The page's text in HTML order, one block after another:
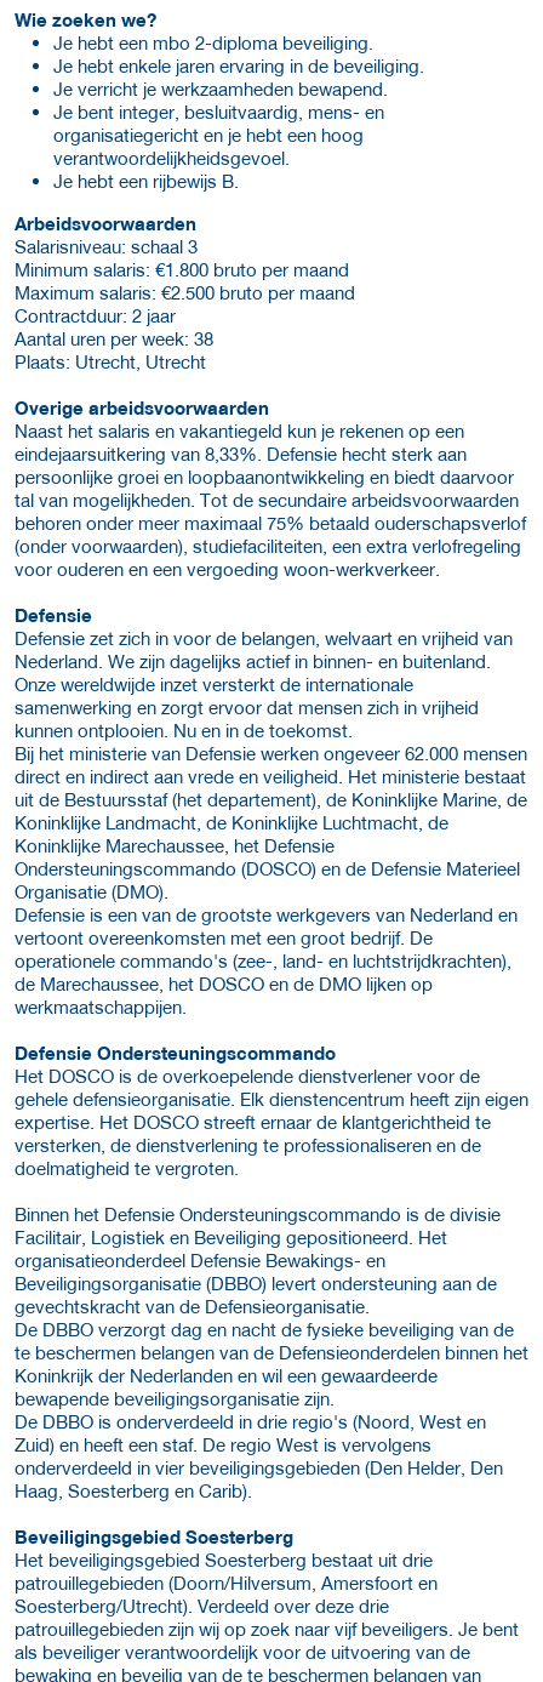
Wie zoeken we?
Je hebt een mbo 2-diploma beveiliging.
Je hebt enkele jaren ervaring in de beveiliging.
Je verricht je werkzaamheden bewapend.
Je bent integer, besluitvaardig, mens- en
organisatiegericht en je hebt een hoog
verantwoordelijkheidsgevoel.
Je hebt een rijbewijs B.
Arbeidsvoorwaarden
Salarisniveau: schaal 3
Minimum salaris: €1.800 bruto per maand
Maximum salaris: €2.500 bruto per maand
Contractduur: 2 jaar
Aantal uren per week: 38
Plaats: Utrecht, Utrecht
Overige arbeidsvoorwaarden
Naast het salaris en vakantiegeld kun je rekenen op een
eindejaarsuitkering van 8,33%. Defensie hecht sterk aan
persoonlijke groei en loopbaanontwikkeling en biedt daarvoor
tal van mogelijkheden. Tot de secundaire arbeidsvoorwaarden
behoren onder meer maximaal 75% betaald ouderschapsverlof
(onder voorwaarden), studiefaciliteiten, een extra verlofregeling
voor ouderen en een vergoeding woon-werkverkeer.
Defensie
Defensie zet zich in voor de belangen, welvaart en vrijheid van
Nederland. We zijn dagelijks actief in binnen- en buitenland.
Onze wereldwijde inzet versterkt de internationale
samenwerking en zorgt ervoor dat mensen zich in vrijheid
kunnen ontplooien. Nu en in de toekomst.
Bij het ministerie van Defensie werken ongeveer 62.000 mensen
direct en indirect aan vrede en veiligheid. Het ministerie bestaat
uit de Bestuursstaf (het departement), de Koninklijke Marine, de
Koninklijke Landmacht, de Koninklijke Luchtmacht, de
Koninklijke Marechaussee, het Defensie
Ondersteuningscommando (DOSCO) en de Defensie Materieel
Organisatie (DMO).
Defensie is een van de grootste werkgevers van Nederland en
vertoont overeenkomsten met een groot bedrijf. De
operationele commando's (zee-, land- en luchtstrijdkrachten),
de Marechaussee, het DOSCO en de DMO lijken op
werkmaatschappijen.
Defensie Ondersteuningscommando
Het DOSCO is de overkoepelende dienstverlener voor de
gehele defensieorganisatie. Elk dienstencentrum heeft zijn eigen
expertise. Het DOSCO streeft ernaar de klantgerichtheid te
versterken, de dienstverlening te professionaliseren en de
doelmatigheid te vergroten.
Binnen het Defensie Ondersteuningscommando is de divisie
Facilitair, Logistiek en Beveiliging gepositioneerd. Het
organisatieonderdeel Defensie Bewakings- en
Beveiligingsorganisatie (DBBO) levert ondersteuning aan de
gevechtskracht van de Defensieorganisatie.
De DBBO verzorgt dag en nacht de fysieke beveiliging van de
te beschermen belangen van de Defensieonderdelen binnen het
Koninkrijk der Nederlanden en wil een gewaardeerde
bewapende beveiligingsorganisatie zijn.
De DBBO is onderverdeeld in drie regio's (Noord, West en
Zuid) en heeft een staf. De regio West is vervolgens
onderverdeeld in vier beveiligingsgebieden (Den Helder, Den
Haag, Soesterberg en Carib).
Beveiligingsgebied Soesterberg
Het beveiligingsgebied Soesterberg bestaat uit drie
patrouillegebieden (Doorn/Hilversum, Amersfoort en
Soesterberg/Utrecht). Verdeeld over deze drie
patrouillegebieden zijn wij op zoek naar vijf beveiligers. Je bent
als beveiliger verantwoordelijk voor de uitvoering van de
bewaking en beveilig van de te beschermen belangen van